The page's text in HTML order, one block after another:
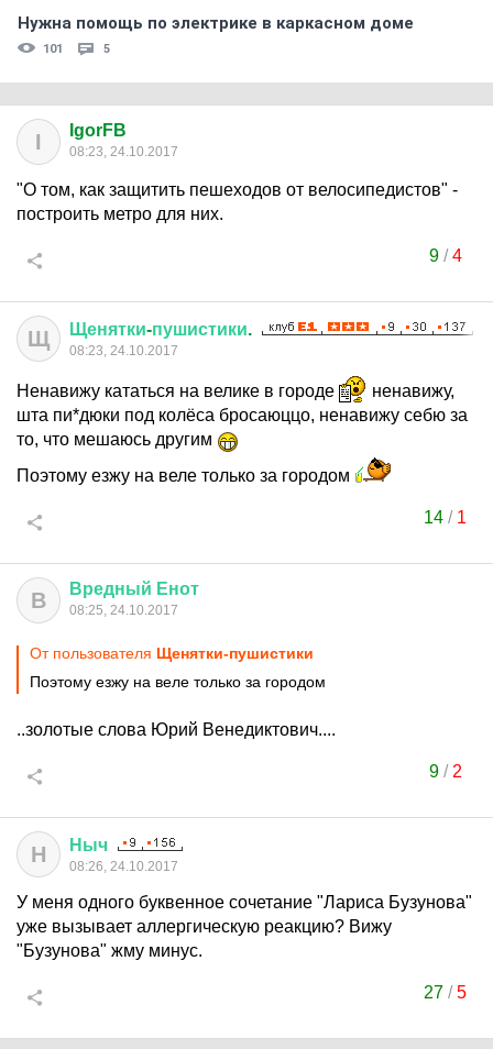
Нужна помощь по электрике в каркасном доме
101 5
I IgorFB
08:23, 24.10.2017
"О том, как защитить пешеходов от велосипедистов" -
построить метро для них.
9/4
Щ Щенятки-пушистики.
08:23, 24.10.2017
Ненавижу кататься на велике в городе
ненавижу,
шта пи*дюки под колёса бросаюццо, ненавижу себю за
то, что мешаюсь другим
Поэтому езжу на веле только за городом
14 / 1
В Вредный Енот
08:25, 24.10.2017
От пользователя Щенятки-пушистики
Поэтому езжу на веле только за городом
..золотые слова Юрий Венедиктович....
9/ 2
Н Ныч
08:26, 24.10.2017
У меня одного буквенное сочетание "Лариса Бузунова"
уже вызывает аллергическую реакцию? Вижу
"Бузунова" жму минус.
27 /5